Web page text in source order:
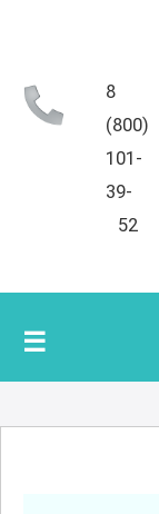
8
(800)
101-
39-
52
☰